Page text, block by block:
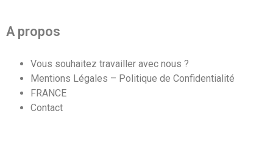
A propos
Vous souhaitez travailler avec nous ?
Mentions Légales – Politique de Confidentialité
FRANCE
Contact